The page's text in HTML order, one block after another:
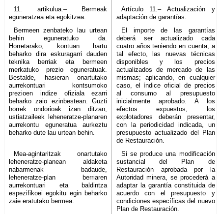
11. artikulua.– Bermeak
eguneratzea eta egokitzea.
Artículo 11.– Actualización y
adaptación de garantías.
Bermeen zenbateko lau urtean
behin eguneratuko da.
Horretarako, kontuan hartu
beharko dira eskuragarri dauden
teknika berriak eta bermeen
merkatuko prezio eguneratuak.
Bestalde, hasieran onartutako
aurrekontuari kontsumoko
prezioen indize ofiziala ezarri
beharko zaio ezinbestean. Guzti
horrek ondorioak izan ditzan,
ustiatzaileek leheneratze-planaren
aurrekontu eguneratua aurkeztu
beharko dute lau urtean behin.
El importe de las garantías
deberá ser actualizado cada
cuatro años teniendo en cuenta, a
tal efecto, las nuevas técnicas
disponibles y los precios
actualizados de mercado de las
mismas; aplicando, en cualquier
caso, el índice oficial de precios
al consumo al presupuesto
inicialmente aprobado. A los
efectos expuestos, los
explotadores deberán presentar,
con la periodicidad indicada, un
presupuesto actualizado del Plan
de Restauración.
Mea-agintaritzak onartutako
leheneratze-planean aldaketa
nabarmenak badaude,
leheneratze-plan berriaren
aurrekontuari eta baldintza
espezifikoei egokitu egin beharko
zaie eratutako bermea.
Si se produce una modificación
sustancial del Plan de
Restauración aprobada por la
Autoridad minera, se procederá a
adaptar la garantía constituida de
acuerdo con el presupuesto y
condiciones específicas del nuevo
Plan de Restauración.